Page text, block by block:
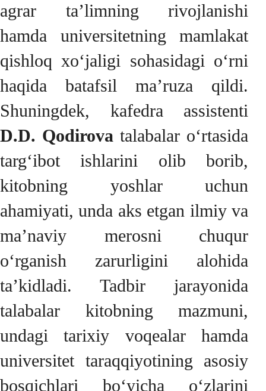
agrar ta’limning rivojlanishi
hamda universitetning mamlakat
qishloq xo‘jaligi sohasidagi o‘rni
haqida batafsil ma’ruza qildi.
Shuningdek, kafedra assistenti
D.D. Qodirova talabalar o‘rtasida
targ‘ibot ishlarini olib borib,
kitobning yoshlar uchun
ahamiyati, unda aks etgan ilmiy va
ma’naviy merosni chuqur
o‘rganish zarurligini alohida
ta’kidladi. Tadbir jarayonida
talabalar kitobning mazmuni,
undagi tarixiy voqealar hamda
universitet taraqqiyotining asosiy
bosqichlari bo‘yicha o‘zlarini